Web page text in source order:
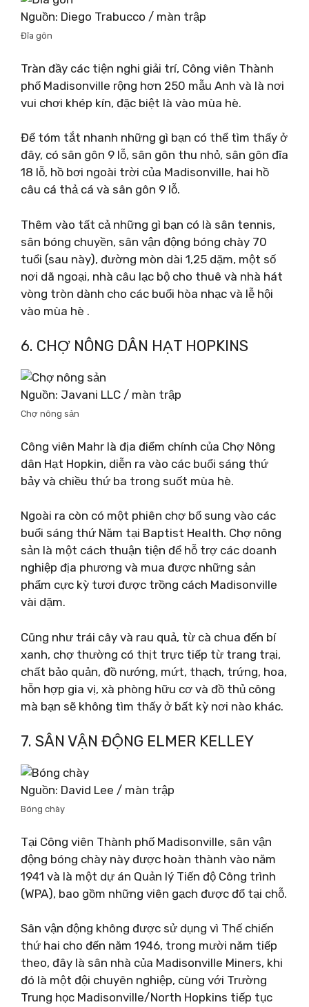
Nguồn: Diego Trabucco / màn trập
Đĩa gôn
Tràn đầy các tiện nghi giải trí, Công viên Thành
phố Madisonville rộng hơn 250 mẫu Anh và là nơi
vui chơi khép kín, đặc biệt là vào mùa hè.
Để tóm tắt nhanh những gì bạn có thể tìm thấy ở
đây, có sân gôn 9 lỗ, sân gôn thu nhỏ, sân gôn đĩa
18 lỗ, hồ bơi ngoài trời của Madisonville, hai hồ
câu cá thả cá và sân gôn 9 lỗ.
Thêm vào tất cả những gì bạn có là sân tennis,
sân bóng chuyền, sân vận động bóng chày 70
tuổi (sau này), đường mòn dài 1,25 dặm, một số
nơi dã ngoại, nhà câu lạc bộ cho thuê và nhà hát
vòng tròn dành cho các buổi hòa nhạc và lễ hội
vào mùa hè .
6. CHỢ NÔNG DÂN HẠT HOPKINS
Nguồn: Javani LLC / màn trập
Chợ nông sản
Công viên Mahr là địa điểm chính của Chợ Nông
dân Hạt Hopkin, diễn ra vào các buổi sáng thứ
bảy và chiều thứ ba trong suốt mùa hè.
Ngoài ra còn có một phiên chợ bổ sung vào các
buổi sáng thứ Năm tại Baptist Health. Chợ nông
sản là một cách thuận tiện để hỗ trợ các doanh
nghiệp địa phương và mua được những sản
phẩm cực kỳ tươi được trồng cách Madisonville
vài dặm.
Cũng như trái cây và rau quả, từ cà chua đến bí
xanh, chợ thường có thịt trực tiếp từ trang trại,
chất bảo quản, đồ nướng, mứt, thạch, trứng, hoa,
hỗn hợp gia vị, xà phòng hữu cơ và đồ thủ công
mà bạn sẽ không tìm thấy ở bất kỳ nơi nào khác.
7. SÂN VẬN ĐỘNG ELMER KELLEY
Nguồn: David Lee / màn trập
Bóng chày
Tại Công viên Thành phố Madisonville, sân vận
động bóng chày này được hoàn thành vào năm
1941 và là một dự án Quản lý Tiến độ Công trình
(WPA), bao gồm những viên gạch được đổ tại chỗ.
Sân vận động không được sử dụng vì Thế chiến
thứ hai cho đến năm 1946, trong mười năm tiếp
theo, đây là sân nhà của Madisonville Miners, khi
đó là một đội chuyên nghiệp, cùng với Trường
Trung học Madisonville/North Hopkins tiếp tục